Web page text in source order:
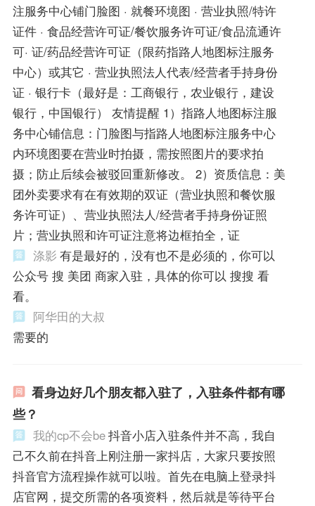
注服务中心铺门脸图 · 就餐环境图 · 营业执照/特许
证件 · 食品经营许可证/餐饮服务许可证/食品流通许
可· 证/药品经营许可证（限药指路人地图标注服务
中心）或其它 · 营业执照法人代表/经营者手持身份
证 · 银行卡（最好是：工商银行，农业银行，建设
银行，中国银行） 友情提醒 1）指路人地图标注服
务中心铺信息：门脸图与指路人地图标注服务中心
内环境图要在营业时拍摄，需按照图片的要求拍
摄；防止后续会被驳回重新修改。 2）资质信息：美
团外卖要求有在有效期的双证（营业执照和餐饮服
务许可证）、营业执照法人/经营者手持身份证照
片；营业执照和许可证注意将边框拍全，证
涤影 有是最好的，没有也不是必须的，你可以
公众号 搜 美团 商家入驻，具体的你可以 搜搜 看
看。
阿华田的大叔
需要的
看身边好几个朋友都入驻了，入驻条件都有哪
些？
我的cp不会be抖音小店入驻条件并不高，我自
己不久前在抖音上刚注册一家抖店，大家只要按照
抖音官方流程操作就可以啦。首先在电脑上登录抖
店官网，提交所需的各项资料，然后就是等待平台